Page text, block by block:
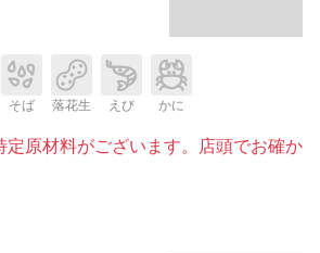
そば 落花生 えび かに
定原材料がございます。店頭でお確か